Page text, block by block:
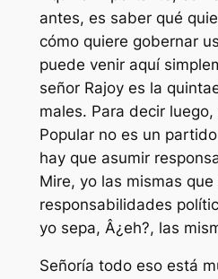
antes, es saber qué
cómo quiere gobernar
puede venir aquí
señor Rajoy es la
males. Para decir
Popular no es un
hay que asumir
Mire, yo las mismas
responsabilidades
yo sepa, Â¿eh?, las
Señoría todo eso está